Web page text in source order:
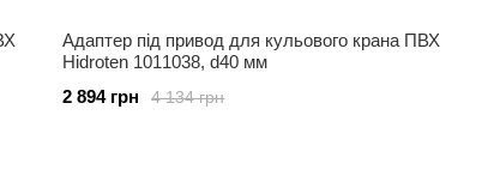
Адаптер під привод для кульового крана ПВХ
Hidroten 1011038, d40 мм
4 134 грн
2 894 грн